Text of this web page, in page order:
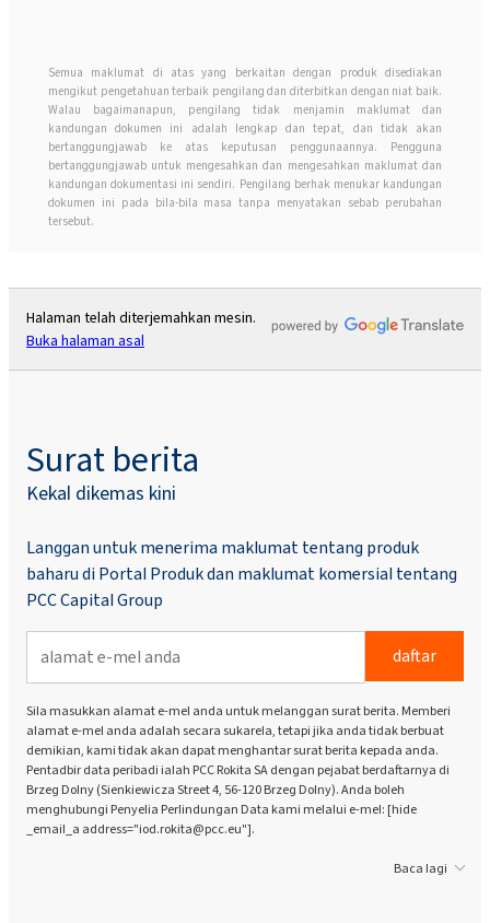
Semua maklumat di atas yang berkaitan dengan produk disediakan
mengikut pengetahuan terbaik pengilang dan diterbitkan dengan niat baik.
Walau bagaimanapun, pengilang tidak menjamin maklumat dan
kandungan dokumen ini adalah lengkap dan tepat, dan tidak akan
bertanggungjawab ke atas keputusan penggunaannya. Pengguna
bertanggungjawab untuk mengesahkan dan mengesahkan maklumat dan
kandungan dokumentasi ini sendiri. Pengilang berhak menukar kandungan
dokumen ini pada bila-bila masa tanpa menyatakan sebab perubahan
tersebut.
Halaman telah diterjemahkan mesin.
Buka halaman asal
Surat berita
Kekal dikemas kini
Langgan untuk menerima maklumat tentang produk
baharu di Portal Produk dan maklumat komersial tentang
PCC Capital Group
daftar
Sila masukkan alamat e-mel anda untuk melanggan surat berita. Memberi
alamat e-mel anda adalah secara sukarela, tetapi jika anda tidak berbuat
demikian, kami tidak akan dapat menghantar surat berita kepada anda.
Pentadbir data peribadi ialah PCC Rokita SA dengan pejabat berdaftarnya di
Brzeg Dolny (Sienkiewicza Street 4, 56-120 Brzeg Dolny). Anda boleh
menghubungi Penyelia Perlindungan Data kami melalui e-mel: [hide
_email_a address="iod.rokita@pcc.eu"].
Baca lagi